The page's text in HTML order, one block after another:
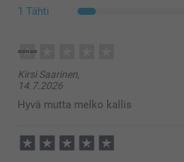
1 Tähti
Kirsi Saarinen,
14.7.2026
Hyvä mutta melko kallis